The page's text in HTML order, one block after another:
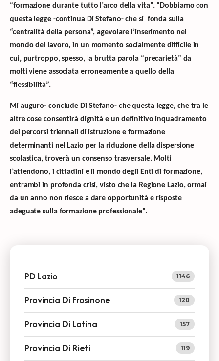
“formazione durante tutto l’arco della vita”. “Dobbiamo con
questa legge -continua Di Stefano- che si fonda sulla
“centralità della persona”, agevolare l’inserimento nel
mondo del lavoro, in un momento socialmente difficile in
cui, purtroppo, spesso, la brutta parola “precarietà” da
molti viene associata erroneamente a quello della
“flessibilità”.
Mi auguro- conclude Di Stefano- che questa legge, che tra le
altre cose consentirà dignità e un definitivo inquadramento
dei percorsi triennali di istruzione e formazione
determinanti nel Lazio per la riduzione della dispersione
scolastica, troverà un consenso trasversale. Molti
l’attendono, i cittadini e il mondo degli Enti di formazione,
entrambi in profonda crisi, visto che la Regione Lazio, ormai
da un anno non riesce a dare opportunità e risposte
adeguate sulla formazione professionale”.
PD Lazio 1146
Provincia Di Frosinone 120
Provincia Di Latina 157
Provincia Di Rieti 119